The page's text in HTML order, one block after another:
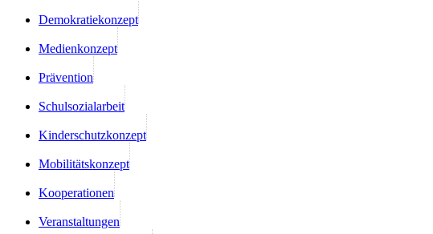
Demokratiekonzept
Medienkonzept
Prävention
Schulsozialarbeit
Kinderschutzkonzept
Mobilitätskonzept
Kooperationen
Veranstaltungen